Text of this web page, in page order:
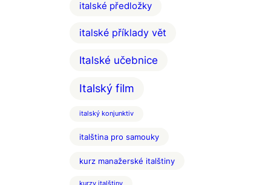
italské předložky
italské příklady vět
Italské učebnice
Italský film
italský konjunktiv
italština pro samouky
kurz manažerské italštiny